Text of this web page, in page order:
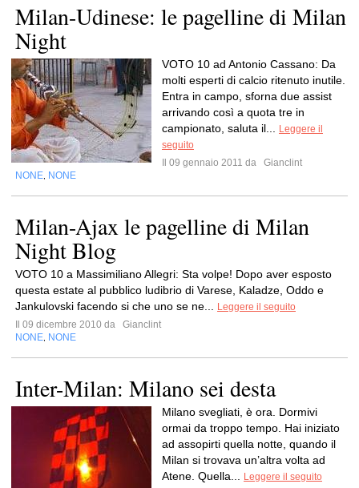
Milan-Udinese: le pagelline di Milan
Night
VOTO 10 ad Antonio Cassano: Da
molti esperti di calcio ritenuto inutile.
Entra in campo, sforna due assist
arrivando così a quota tre in
campionato, saluta il...
Leggere il
seguito
Il 09 gennaio 2011 da
Gianclint
NONE NONE
Milan-Ajax le pagelline di Milan
Night Blog
VOTO 10 a Massimiliano Allegri: Sta volpe! Dopo aver esposto
questa estate al pubblico ludibrio di Varese, Kaladze, Oddo e
Jankulovski facendo si che uno se ne...
Leggere il seguito
Il 09 dicembre 2010 da
Gianclint
NONE NONE
Inter-Milan: Milano sei desta
Milano svegliati, è ora. Dormivi
ormai da troppo tempo. Hai iniziato
ad assopirti quella notte, quando il
Milan si trovava un’altra volta ad
Atene. Quella...
Leggere il seguito